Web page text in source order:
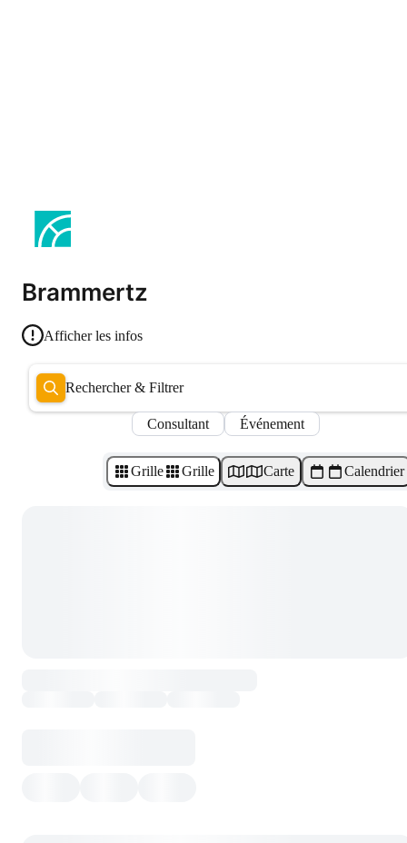
Brammertz
Afficher les infos
Rechercher & Filtrer
Consultant Événement
Grille Grille Carte Calendrier